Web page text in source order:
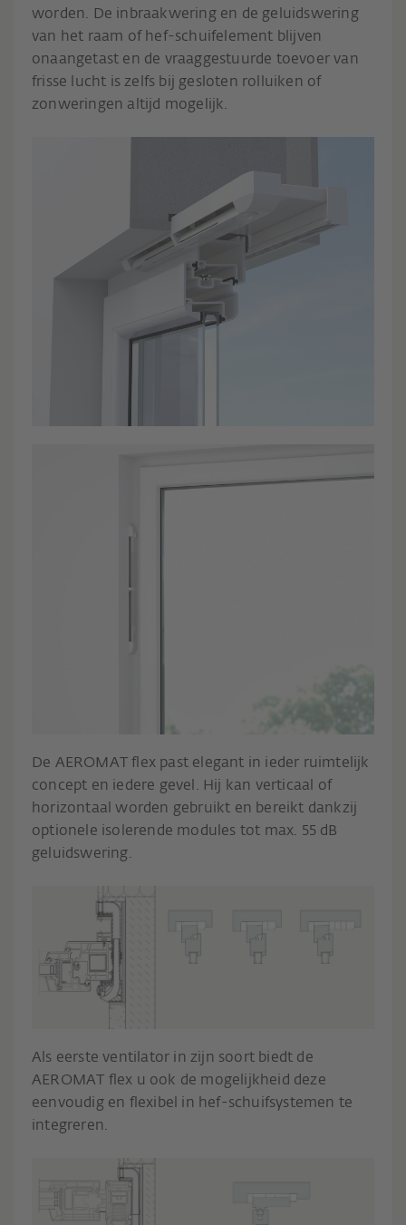
worden. De inbraakwering en de geluidswering
van het raam of hef-schuifelement blijven
onaangetast en de vraaggestuurde toevoer van
frisse lucht is zelfs bij gesloten rolluiken of
zonweringen altijd mogelijk.
De AEROMAT flex past elegant in ieder ruimtelijk
concept en iedere gevel. Hij kan verticaal of
horizontaal worden gebruikt en bereikt dankzij
optionele isolerende modules tot max. 55 dB
geluidswering.
Als eerste ventilator in zijn soort biedt de
AEROMAT flex u ook de mogelijkheid deze
eenvoudig en flexibel in hef-schuifsystemen te
integreren.